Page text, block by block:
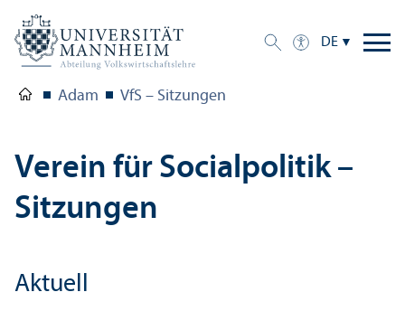
DE
Adam VfS – Sitzungen
Verein für Socialpolitik –
Sitzungen
Aktuell